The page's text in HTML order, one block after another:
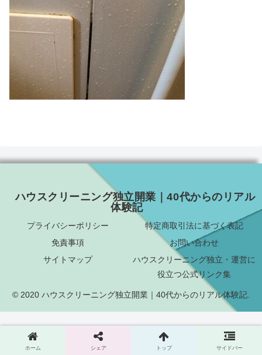
ハウスクリーニング独立開業｜40代からのリアル
体験記
プライバシーポリシー
特定商取引法に基づく表記
免責事項
お問い合わせ
サイトマップ
ハウスクリーニング独立・運営に
役立つ公式リンク集
© 2020 ハウスクリーニング独立開業｜40代からのリアル体験記.
ホーム シェア トップ サイドバー